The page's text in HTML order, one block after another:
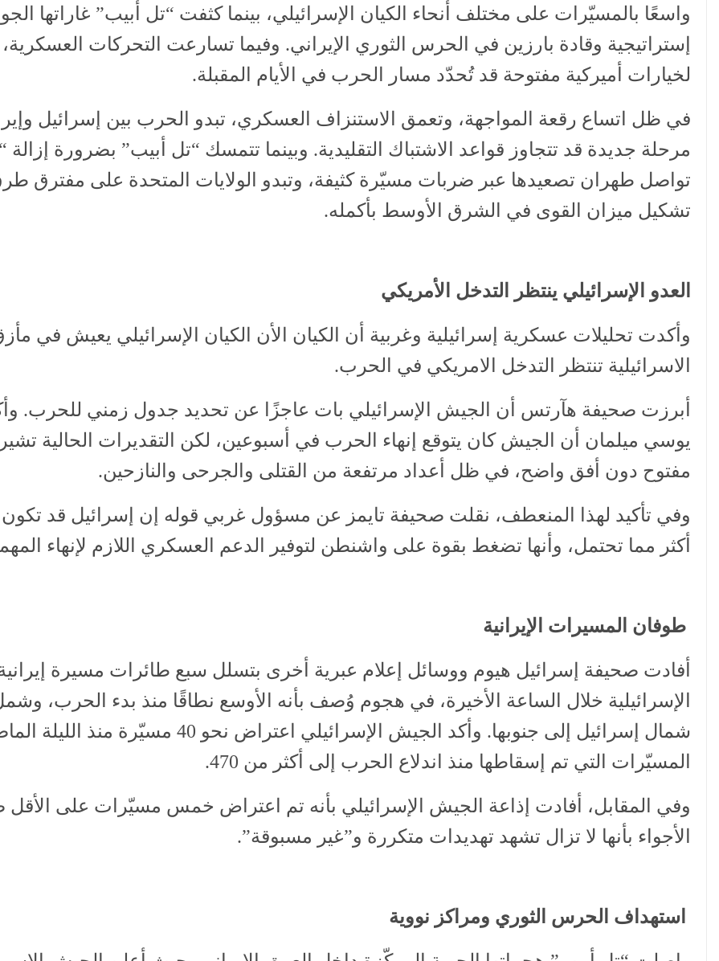
واسعًا بالمسيّرات على مختلف أنحاء الكيان الإسرائيلي، بينما كثفت “تل أبيب” غاراتها
إستراتيجية وقادة بارزين في الحرس الثوري الإيراني. وفيما تسارعت التحركات
لخيارات أميركية مفتوحة قد تُحدّد مسار الحرب في الأيام المقبلة.
في ظل اتساع رقعة المواجهة، وتعمق الاستنزاف العسكري، تبدو الحرب بين إسرائيل
مرحلة جديدة قد تتجاوز قواعد الاشتباك التقليدية. وبينما تتمسك “تل أبيب” بضرورة إزالة
تواصل طهران تصعيدها عبر ضربات مسيّرة كثيفة، وتبدو الولايات المتحدة على مفترق
تشكيل ميزان القوى في الشرق الأوسط بأكمله.
العدو الإسرائيلي ينتظر التدخل الأمريكي
وأكدت تحليلات عسكرية إسرائيلية وغربية أن الكيان الأن الكيان الإسرائيلي يعيش في
الاسرائيلية تنتظر التدخل الامريكي في الحرب.
أبرزت صحيفة هآرتس أن الجيش الإسرائيلي بات عاجزًا عن تحديد جدول زمني للحرب.
يوسي ميلمان أن الجيش كان يتوقع إنهاء الحرب في أسبوعين، لكن التقديرات الحالية
مفتوح دون أفق واضح، في ظل أعداد مرتفعة من القتلى والجرحى والنازحين.
وفي تأكيد لهذا المنعطف، نقلت صحيفة تايمز عن مسؤول غربي قوله إن إسرائيل قد
أكثر مما تحتمل، وأنها تضغط بقوة على واشنطن لتوفير الدعم العسكري اللازم لإنهاء
طوفان المسيرات الإيرانية
أفادت صحيفة إسرائيل هيوم ووسائل إعلام عبرية أخرى بتسلل سبع طائرات مسيرة إيرانية
الإسرائيلية خلال الساعة الأخيرة، في هجوم وُصف بأنه الأوسع نطاقًا منذ بدء الحرب،
شمال إسرائيل إلى جنوبها. وأكد الجيش الإسرائيلي اعتراض
المسيّرات التي تم إسقاطها منذ اندلاع الحرب إلى أكثر من 470.
وفي المقابل، أفادت إذاعة الجيش الإسرائيلي بأنه تم اعتراض خمس مسيّرات على الأقل
الأجواء بأنها لا تزال تشهد تهديدات متكررة و”غير مسبوقة”.
استهداف الحرس الثوري ومراكز نووية